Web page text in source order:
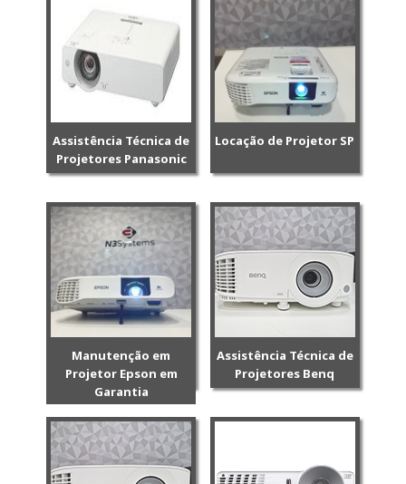
Assistência Técnica de
Projetores Panasonic
Locação de Projetor SP
Manutenção em
Projetor Epson em
Garantia
Assistência Técnica de
Projetores Benq